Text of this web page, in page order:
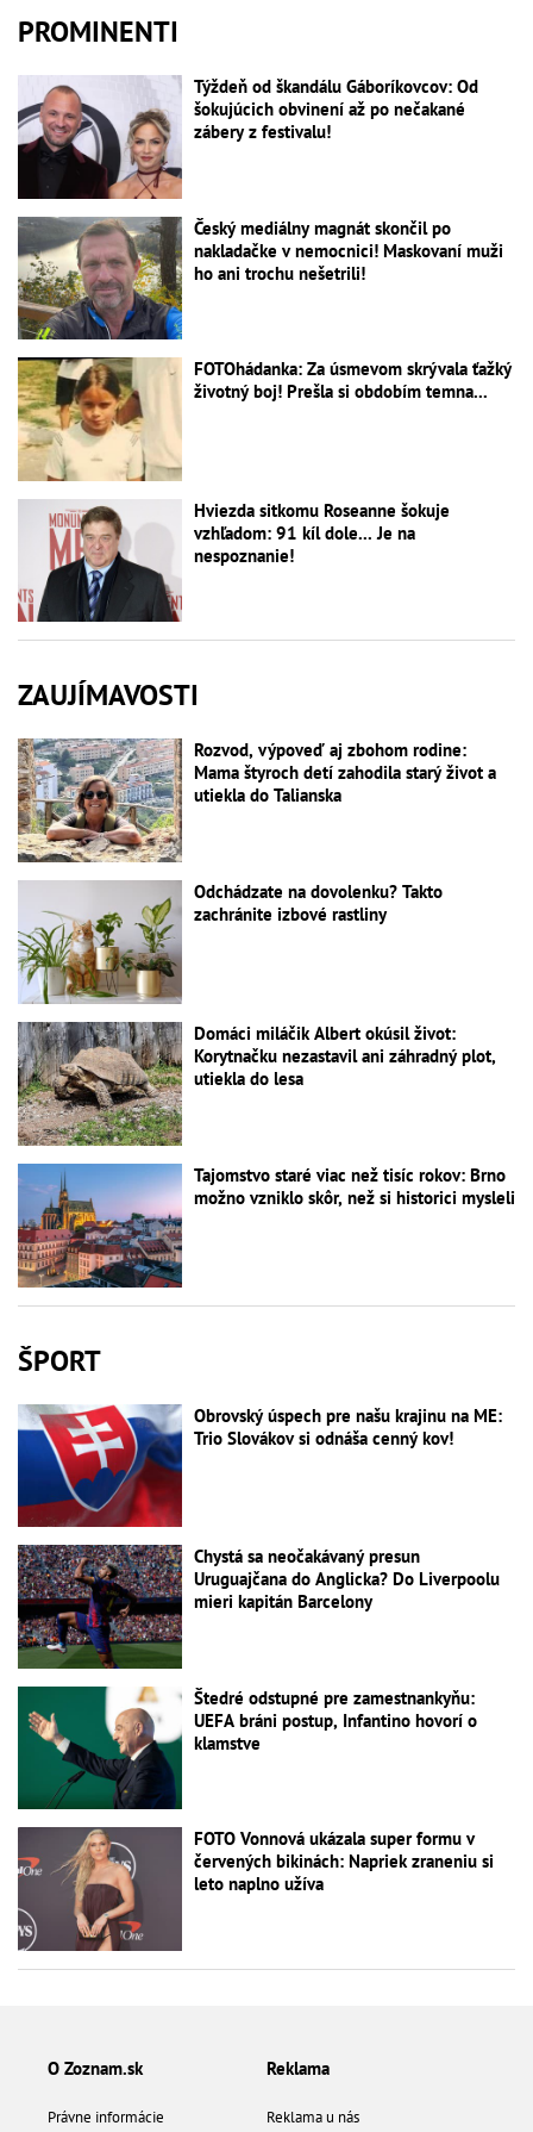
PROMINENTI
Týždeň od škandálu Gáboríkovcov: Od
šokujúcich obvinení až po nečakané
zábery z festivalu!
Český mediálny magnát skončil po
nakladačke v nemocnici! Maskovaní muži
ho ani trochu nešetrili!
FOTOhádanka: Za úsmevom skrývala ťažký
životný boj! Prešla si obdobím temna...
Hviezda sitkomu Roseanne šokuje
vzhľadom: 91 kíl dole... Je na
nespoznanie!
ZAUJÍMAVOSTI
Rozvod, výpoveď aj zbohom rodine:
Mama štyroch detí zahodila starý život a
utiekla do Talianska
Odchádzate na dovolenku? Takto
zachránite izbové rastliny
Domáci miláčik Albert okúsil život:
Korytnačku nezastavil ani záhradný plot,
utiekla do lesa
Tajomstvo staré viac než tisíc rokov: Brno
možno vzniklo skôr, než si historici mysleli
ŠPORT
Obrovský úspech pre našu krajinu na ME:
Trio Slovákov si odnáša cenný kov!
Chystá sa neočakávaný presun
Uruguajčana do Anglicka? Do Liverpoolu
mieri kapitán Barcelony
Štedré odstupné pre zamestnankyňu:
UEFA bráni postup, Infantino hovorí o
klamstve
FOTO Vonnová ukázala super formu v
červených bikinách: Napriek zraneniu si
leto naplno užíva
O Zoznam.sk
Právne informácie
Reklama
Reklama u nás